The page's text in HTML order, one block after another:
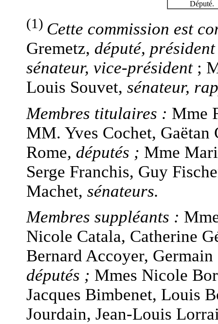
Député.
(1) Cette commission est
Gremetz, député,
sénateur, vice-président ;
Louis Souvet, sénateur,
Membres titulaires : Mme
MM. Yves Cochet, Gaëtan
Rome, députés ; Mme
Serge Franchis, Guy
Machet, sénateurs.
Membres suppléants :
Nicole Catala, Catherine
Bernard Accoyer,
députés ; Mmes Nicole
Jacques Bimbenet, Louis
Jourdain, Jean-Louis